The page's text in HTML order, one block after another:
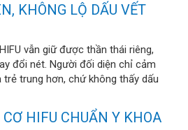
KHÔNG LỘ DẤU VẾT
vẫn giữ được thần thái riêng,
đổi nét. Người đối diện chỉ cảm
trung hơn, chứ không thấy dấu
HIFU CHUẨN Y KHOA